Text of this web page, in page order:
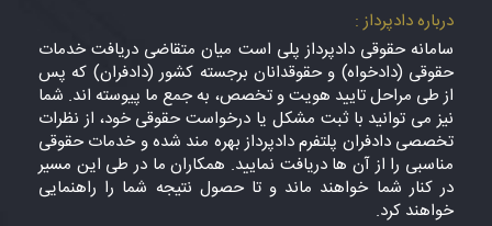
درباره دادپرداز :
سامانه حقوقی دادپرداز پلی است میان متقاضی دریافت خدمات
حقوقی (دادخواه) و حقوقدانان برجسته کشور (دادفران) که پس
از طی مراحل تایید هویت و تخصص، به جمع ما پیوسته اند. شما
نیز می توانید با ثبت مشکل یا درخواست حقوقی خود، از نظرات
تخصصی دادفران پلتفرم دادپرداز بهره مند شده و خدمات حقوقی
مناسبی را از آن ها دریافت نمایید. همکاران ما در طی این مسیر
در کنار شما خواهند ماند و تا حصول نتیجه شما را راهنمایی
خواهند کرد.